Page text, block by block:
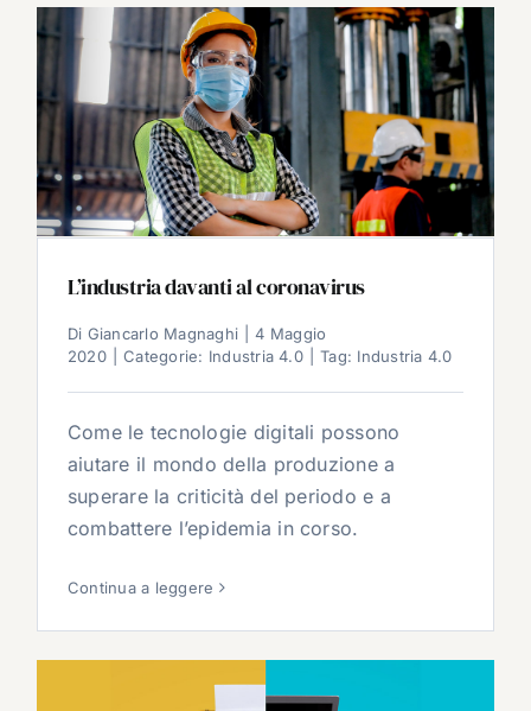
L’industria davanti al coronavirus
Di Giancarlo Magnaghi
4 Maggio
2020
Categorie: Industria 4.0 Tag: Industria 4.0
Come le tecnologie digitali possono
aiutare il mondo della produzione a
superare la criticità del periodo e a
combattere l’epidemia in corso.
Continua a leggere